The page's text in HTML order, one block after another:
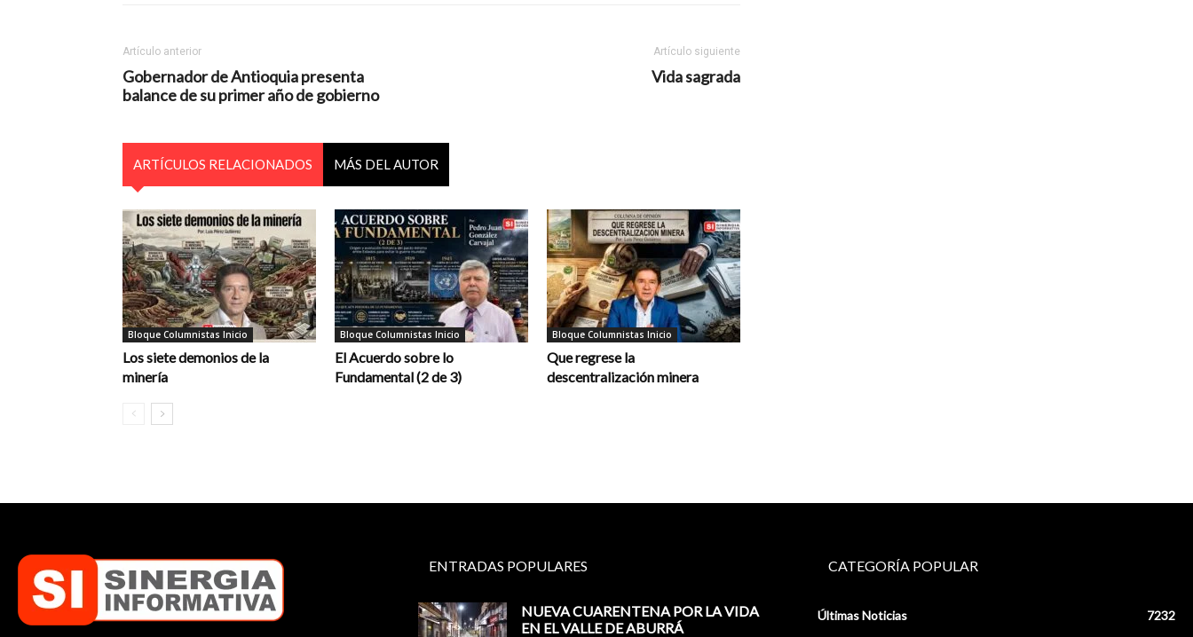
Artículo anterior
Gobernador de Antioquia presenta
balance de su primer año de gobierno
Artículo siguiente
Vida sagrada
ARTÍCULOS RELACIONADOS MÁS DEL AUTOR
Bloque Columnistas Inicio
Los siete demonios de la
minería
Bloque Columnistas Inicio
El Acuerdo sobre lo
Fundamental (2 de 3)
Bloque Columnistas Inicio
Que regrese la
descentralización minera
ENTRADAS POPULARES
NUEVA CUARENTENA POR LA VIDA
EN EL VALLE DE ABURRÁ
CATEGORÍA POPULAR
Últimas Noticias
7232